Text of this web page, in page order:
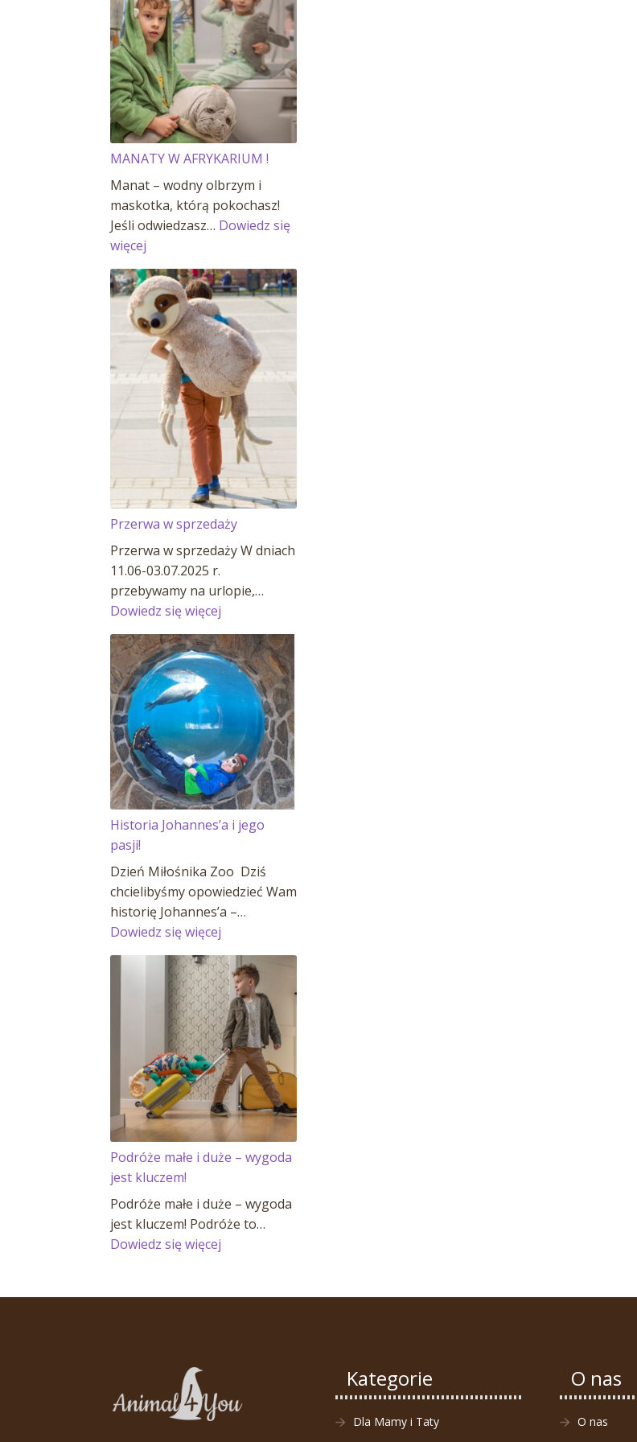
MANATY W AFRYKARIUM !
Manat – wodny olbrzym i
maskotka, którą pokochasz!
Jeśli odwiedzasz… Dowiedz się
więcej:
MANATY
W
AFRYKARIUM
!
Przerwa w sprzedaży
Przerwa w sprzedaży W dniach
11.06-03.07.2025 r.
przebywamy na urlopie,…
Dowiedz się więcej:
Przerwa
w
sprzedaży
Historia Johannes’a i jego
pasji!
Dzień Miłośnika Zoo Dziś
chcielibyśmy opowiedzieć Wam
historię Johannes’a –…
Dowiedz się więcej:
Historia
Johannes’a
i
jego
pasji!
Podróże małe i duże – wygoda
jest kluczem!
Podróże małe i duże – wygoda
jest kluczem! Podróże to…
Dowiedz się więcej:
kluczem!
Kategorie
Dla Mamy i Taty
O nas
O nas